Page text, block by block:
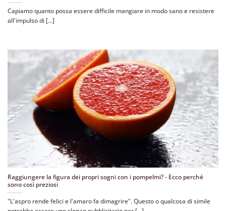
Capiamo quanto possa essere difficile mangiare in modo sano e resistere
all'impulso di [...]
Raggiungere la figura dei propri sogni con i pompelmi? - Ecco perché
sono così preziosi
"L'aspro rende felici e l'amaro fa dimagrire". Questo o qualcosa di simile